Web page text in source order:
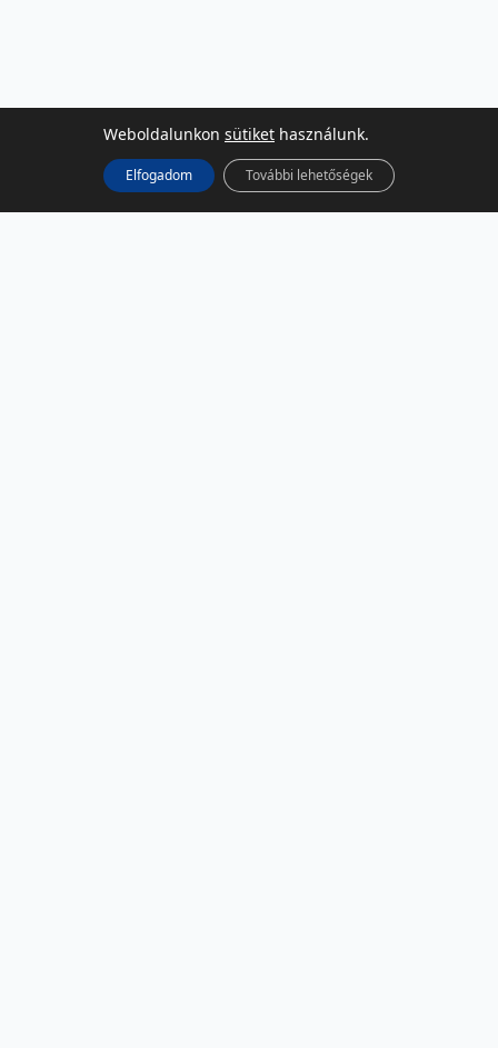
Weboldalunkon sütiket használunk.
Elfogadom További lehetőségek